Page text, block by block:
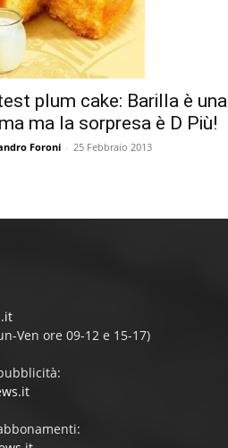
plum cake: Barilla è una
ma la sorpresa è D Più!
Foroni - 25 Febbraio 2013
Ven ore 09-12 e 15-17)